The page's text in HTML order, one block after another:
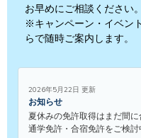
お早めにご相談ください。
※キャンペーン・イベン
らで随時ご案内します。
2026年5月22日 更新
お知らせ
夏休みの免許取得はまだ間に
通学免許・合宿免許をご検討